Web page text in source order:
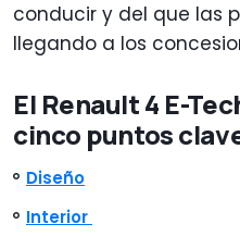
conducir y del que las
llegando a los
El Renault 4 E-
cinco puntos
Diseño
Interior